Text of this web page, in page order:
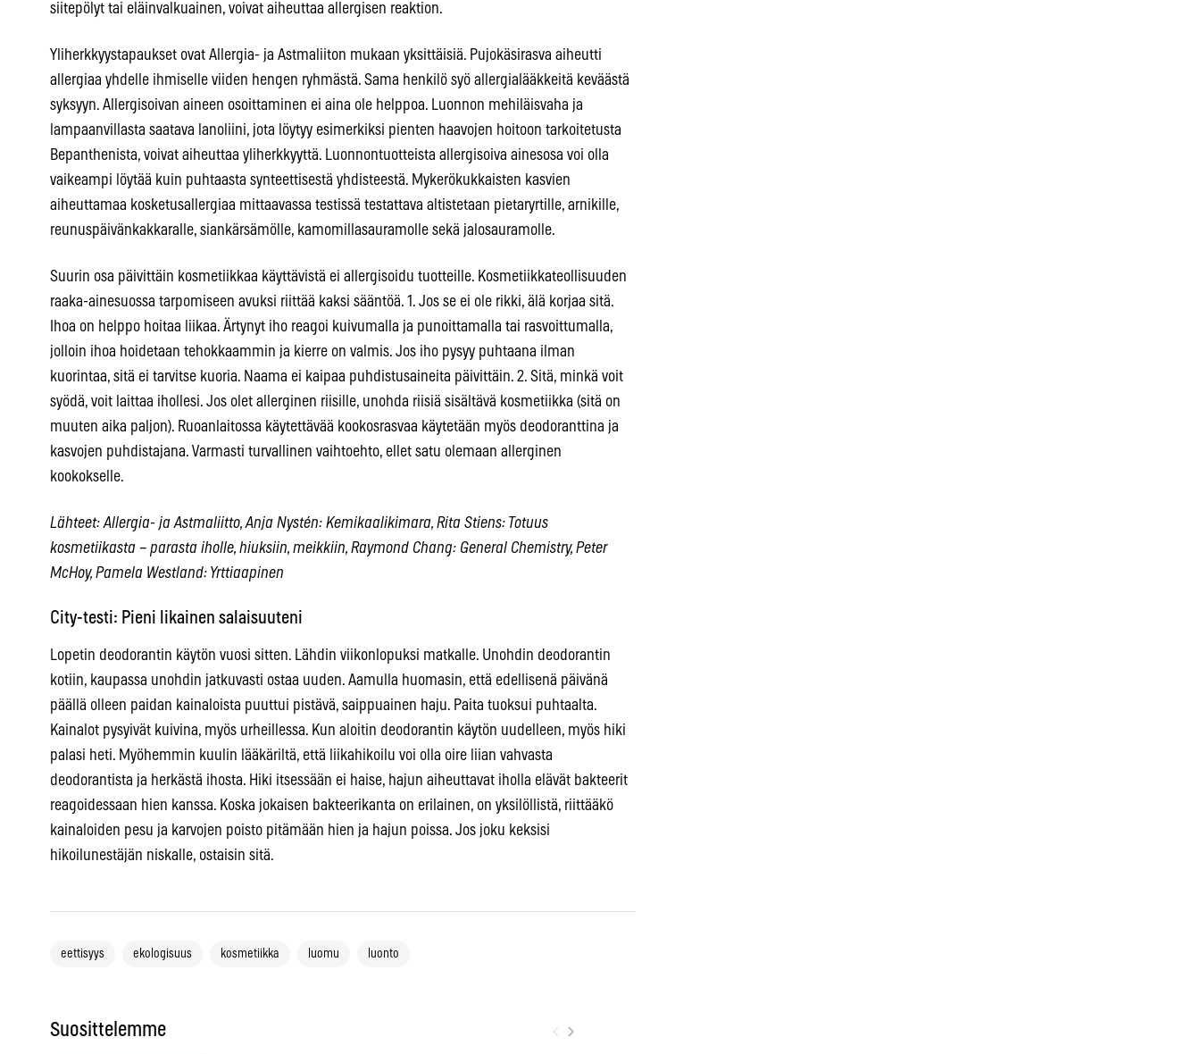
siitepölyt tai eläinvalkuainen, voivat aiheuttaa allergisen reaktion.
Yliherkkyystapaukset ovat Allergia- ja Astmaliiton mukaan yksittäisiä. Pujokäsirasva aiheutti
allergiaa yhdelle ihmiselle viiden hengen ryhmästä. Sama henkilö syö allergialääkkeitä keväästä
syksyyn. Allergisoivan aineen osoittaminen ei aina ole helppoa. Luonnon mehiläisvaha ja
lampaanvillasta saatava lanoliini, jota löytyy esimerkiksi pienten haavojen hoitoon tarkoitetusta
Bepanthenista, voivat aiheuttaa yliherkkyyttä. Luonnontuotteista allergisoiva ainesosa voi olla
vaikeampi löytää kuin puhtaasta synteettisestä yhdisteestä. Mykerökukkaisten kasvien
aiheuttamaa kosketusallergiaa mittaavassa testissä testattava altistetaan pietaryrtille, arnikille,
reunuspäivänkakkaralle, siankärsämölle, kamomillasauramolle sekä jalosauramolle.
Suurin osa päivittäin kosmetiikkaa käyttävistä ei allergisoidu tuotteille. Kosmetiikkateollisuuden
raaka-ainesuossa tarpomiseen avuksi riittää kaksi sääntöä. 1. Jos se ei ole rikki, älä korjaa sitä.
Ihoa on helppo hoitaa liikaa. Ärtynyt iho reagoi kuivumalla ja punoittamalla tai rasvoittumalla,
jolloin ihoa hoidetaan tehokkaammin ja kierre on valmis. Jos iho pysyy puhtaana ilman
kuorintaa, sitä ei tarvitse kuoria. Naama ei kaipaa puhdistusaineita päivittäin. 2. Sitä, minkä voit
syödä, voit laittaa ihollesi. Jos olet allerginen riisille, unohda riisiä sisältävä kosmetiikka (sitä on
muuten aika paljon). Ruoanlaitossa käytettävää kookosrasvaa käytetään myös deodoranttina ja
kasvojen puhdistajana. Varmasti turvallinen vaihtoehto, ellet satu olemaan allerginen
kookokselle.
Lähteet: Allergia- ja Astmaliitto, Anja Nystén: Kemikaalikimara, Rita Stiens: Totuus
kosmetiikasta – parasta iholle, hiuksiin, meikkiin, Raymond Chang: General Chemistry, Peter
McHoy, Pamela Westland: Yrttiaapinen
City-testi: Pieni likainen salaisuuteni
Lopetin deodorantin käytön vuosi sitten. Lähdin viikonlopuksi matkalle. Unohdin deodorantin
kotiin, kaupassa unohdin jatkuvasti ostaa uuden. Aamulla huomasin, että edellisenä päivänä
päällä olleen paidan kainaloista puuttui pistävä, saippuainen haju. Paita tuoksui puhtaalta.
Kainalot pysyivät kuivina, myös urheillessa. Kun aloitin deodorantin käytön uudelleen, myös hiki
palasi heti. Myöhemmin kuulin lääkäriltä, että liikahikoilu voi olla oire liian vahvasta
deodorantista ja herkästä ihosta. Hiki itsessään ei haise, hajun aiheuttavat iholla elävät bakteerit
reagoidessaan hien kanssa. Koska jokaisen bakteerikanta on erilainen, on yksilöllistä, riittääkö
kainaloiden pesu ja karvojen poisto pitämään hien ja hajun poissa. Jos joku keksisi
hikoilunestäjän niskalle, ostaisin sitä.
eettisyys ekologisuus kosmetiikka luomu luonto
Suosittelemme ›